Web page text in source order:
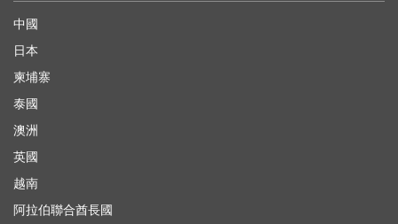
中國
日本
柬埔寨
泰國
澳洲
英國
越南
阿拉伯聯合酋長國